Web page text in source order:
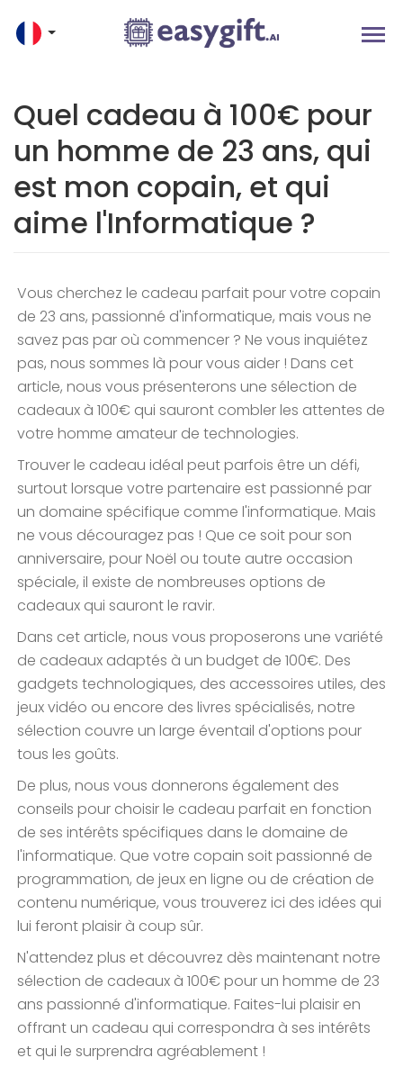
Quel cadeau à 100€ pour
un homme de 23 ans, qui
est mon copain, et qui
aime l'Informatique ?
Vous cherchez le cadeau parfait pour votre copain
de 23 ans, passionné d'informatique, mais vous ne
savez pas par où commencer ? Ne vous inquiétez
pas, nous sommes là pour vous aider ! Dans cet
article, nous vous présenterons une sélection de
cadeaux à 100€ qui sauront combler les attentes de
votre homme amateur de technologies.
Trouver le cadeau idéal peut parfois être un défi,
surtout lorsque votre partenaire est passionné par
un domaine spécifique comme l'informatique. Mais
ne vous découragez pas ! Que ce soit pour son
anniversaire, pour Noël ou toute autre occasion
spéciale, il existe de nombreuses options de
cadeaux qui sauront le ravir.
Dans cet article, nous vous proposerons une variété
de cadeaux adaptés à un budget de 100€. Des
gadgets technologiques, des accessoires utiles, des
jeux vidéo ou encore des livres spécialisés, notre
sélection couvre un large éventail d'options pour
tous les goûts.
De plus, nous vous donnerons également des
conseils pour choisir le cadeau parfait en fonction
de ses intérêts spécifiques dans le domaine de
l'informatique. Que votre copain soit passionné de
programmation, de jeux en ligne ou de création de
contenu numérique, vous trouverez ici des idées qui
lui feront plaisir à coup sûr.
N'attendez plus et découvrez dès maintenant notre
sélection de cadeaux à 100€ pour un homme de 23
ans passionné d'informatique. Faites-lui plaisir en
offrant un cadeau qui correspondra à ses intérêts
et qui le surprendra agréablement !